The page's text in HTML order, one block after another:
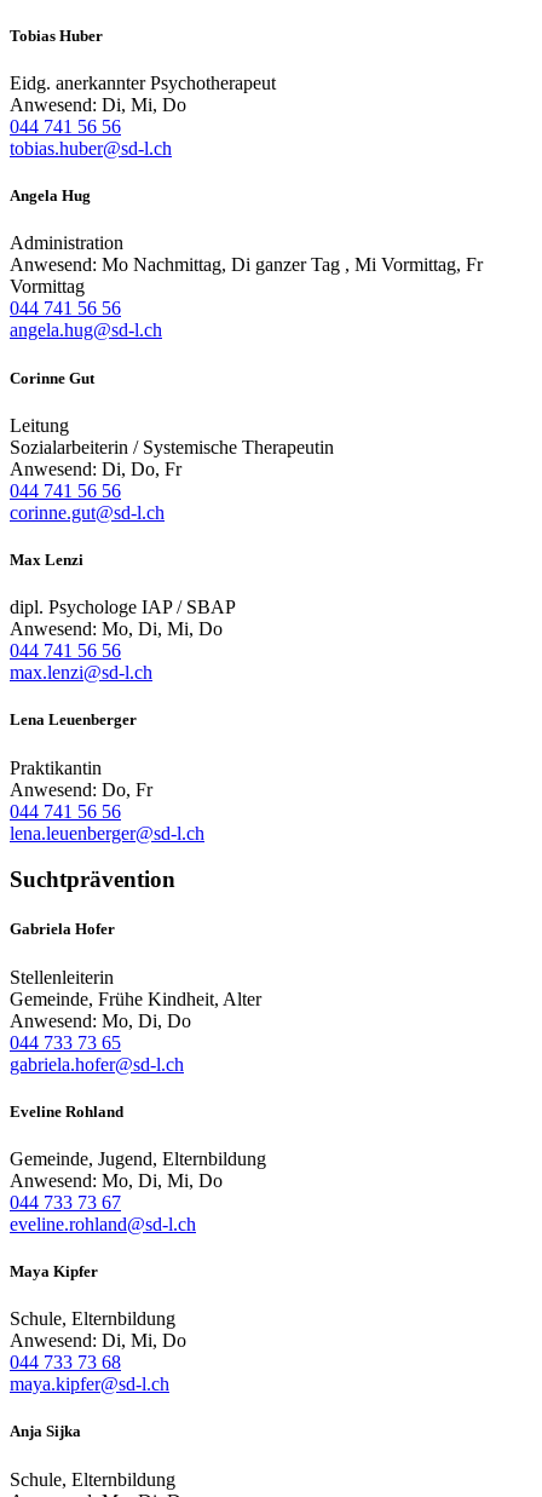
Tobias Huber
Eidg. anerkannter Psychotherapeut
Anwesend: Di, Mi, Do
044 741 56 56
tobias.huber@sd-l.ch
Angela Hug
Administration
Anwesend: Mo Nachmittag, Di ganzer Tag , Mi Vormittag, Fr
Vormittag
044 741 56 56
angela.hug@sd-l.ch
Corinne Gut
Leitung
Sozialarbeiterin / Systemische Therapeutin
Anwesend: Di, Do, Fr
044 741 56 56
corinne.gut@sd-l.ch
Max Lenzi
dipl. Psychologe IAP / SBAP
Anwesend: Mo, Di, Mi, Do
044 741 56 56
max.lenzi@sd-l.ch
Lena Leuenberger
Praktikantin
Anwesend: Do, Fr
044 741 56 56
lena.leuenberger@sd-l.ch
Suchtprävention
Gabriela Hofer
Stellenleiterin
Gemeinde, Frühe Kindheit, Alter
Anwesend: Mo, Di, Do
044 733 73 65
gabriela.hofer@sd-l.ch
Eveline Rohland
Gemeinde, Jugend, Elternbildung
Anwesend: Mo, Di, Mi, Do
044 733 73 67
eveline.rohland@sd-l.ch
Maya Kipfer
Schule, Elternbildung
Anwesend: Di, Mi, Do
044 733 73 68
maya.kipfer@sd-l.ch
Anja Sijka
Schule, Elternbildung